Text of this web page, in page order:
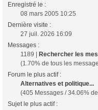
Enregistré le :
08 mars 2005 10:25
Dernière visite :
27 juil. 2026 16:09
Messages :
1189 | Rechercher les
(1.70% de tous les
Forum le plus actif :
Alternatives et politique...
(405 Messages / 34.06%
Sujet le plus actif :